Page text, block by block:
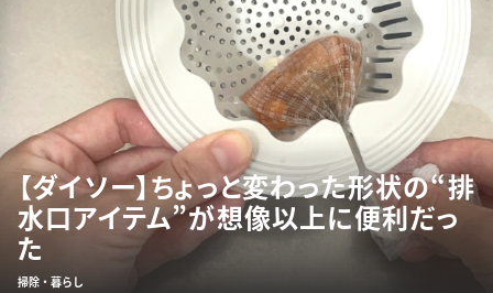
【ダイソー】ちょっと変わった形状の“排
水口アイテム”が想像以上に便利だっ
た
掃除・暮らし